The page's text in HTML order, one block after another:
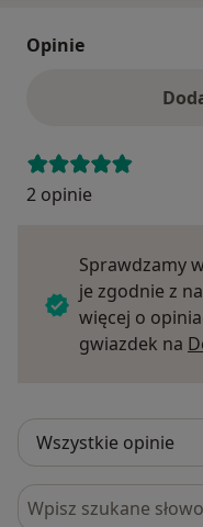
Opinie
2 opinie
Sprawdzamy
je zgodnie z
więcej o
gwiazdek na
Szukaj w opiniach